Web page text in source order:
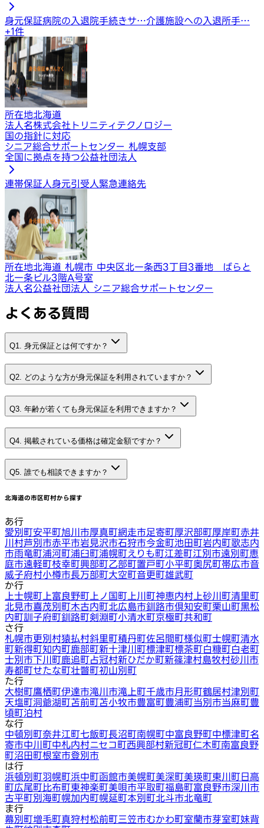
身元保証病院の入退院手続きサ…介護施設への入退所手…
+1件
所在地北海道
法人名株式会社トリニティテクノロジー
国の指針に対応
シニア総合サポートセンター 札幌支部
全国に拠点を持つ公益社団法人
連帯保証人身元引受人緊急連絡先
所在地北海道 札幌市 中央区北一条西3丁目3番地 ばらと
北一条ビル3階A号室
法人名公益社団法人 シニア総合サポートセンター
よくある質問
Q1. 身元保証とは何ですか？
Q2. どのような方が身元保証を利用されていますか？
Q3. 年齢が若くても身元保証を利用できますか？
Q4. 掲載されている価格は確定金額ですか？
Q5. 誰でも相談できますか？
北海道の市区町村から探す
あ行
愛別町安平町旭川市厚真町網走市足寄町厚沢部町厚岸町赤井
川村芦別市赤平市岩見沢市石狩市今金町池田町岩内町歌志内
市雨竜町浦河町浦臼町浦幌町えりも町江差町江別市遠別町恵
庭市遠軽町枝幸町興部町乙部町置戸町小平町奥尻町帯広市音
威子府村小樽市長万部町大空町音更町雄武町
か行
上士幌町 上富良野町 上ノ国町 上川町神恵内村 上砂川町清里町
北見市喜茂別町木古内町北広島市釧路市倶知安町栗山町黒松
内町訓子府町釧路町剣淵町小清水町京極町共和町
さ行
札幌市更別村猿払村斜里町積丹町佐呂間町様似町士幌町清水
町新得町知内町鹿部町新十津川町標津町標茶町白糠町白老町
士別市下川町鹿追町占冠村新ひだか町新篠津村島牧村砂川市
寿都町せたな町壮瞥町初山別町
た行
大樹町鷹栖町伊達市滝川市滝上町千歳市月形町鶴居村津別町
天塩町洞爺湖町苫前町苫小牧市豊富町豊浦町当別市当麻町豊
頃町泊村
な行
中頓別町奈井江町七飯町長沼町南幌町中富良野町中標津町名
寄市中川町中札内村ニセコ町西興部村新冠町仁木町南富良野
町沼田町根室市登別市
は行
浜頓別町羽幌町浜中町函館市美幌町美深町美瑛町東川町日高
町広尾町比布町東神楽町美唄市平取町福島町富良野市深川市
古平町別海町幌加内町幌延町本別町北斗市北竜町
ま行
幕別町増毛町真狩村松前町三笠市むかわ町室蘭市芽室町妹背